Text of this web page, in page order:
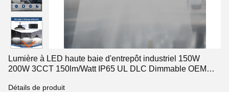
Lumière à LED haute baie d'entrepôt industriel 150W
200W 3CCT 150lm/Watt IP65 UL DLC Dimmable OEM
Détails de produit